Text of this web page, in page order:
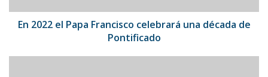
de
Pontificado
En 2022 el Papa Francisco celebrará una década de
Pontificado